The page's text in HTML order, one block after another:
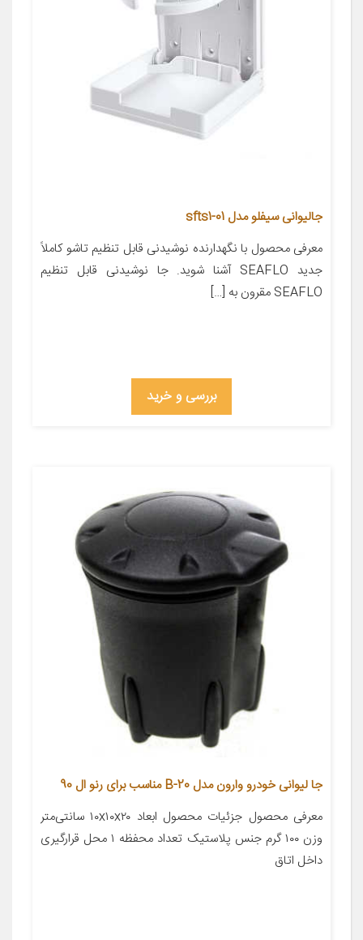
جالیوانی سیفلو مدل sfts1-01
معرفی محصول با نگهدارنده نوشیدنی قابل تنظیم تاشو کاملاً
جدید SEAFLO آشنا شوید. جا نوشیدنی قابل تنظیم
SEAFLO مقرون به […]
بررسی و خرید
جا لیوانی خودرو وارون مدل B-20 مناسب برای رنو ال 90
معرفی محصول جزئیات محصول ابعاد ۱۰x۱۰x۲۰ سانتی‌متر
وزن ۱۰۰ گرم جنس پلاستیک تعداد محفظه ۱ محل قرارگیری
داخل اتاق